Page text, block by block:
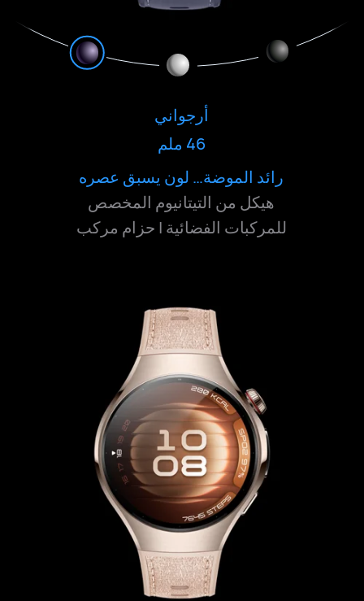
أرجواني
46 ملم
رائد الموضة… لون يسبق عصره
هيكل من التيتانيوم المخصص
للمركبات الفضائية | حزام مركب
فضي
46 ملم
جريء… ببساطة أنيق
هيكل من التيتانيوم المستخدم في
صناعة الطائرات | حزام تيتانيوم
كلاسيكي... بعمق ليس له نهاية